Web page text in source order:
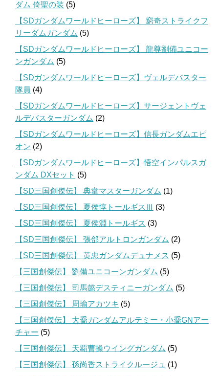
ダム 倚聖の装 (5)
【SDガンダムワールドヒーローズ】 窮奇ストライクフ
リーダムガンダム (5)
【SDガンダムワールドヒーローズ】 龍尊劉備ユニコー
ンガンダム (5)
【SDガンダムワールドヒーローズ】ヴェルデバスター
隊員 (4)
【SDガンダムワールドヒーローズ】サージェントヴェ
ルデバスターガンダム (2)
【SDガンダムワールドヒーローズ】信長ガンダムエピ
オン (2)
【SDガンダムワールドヒーローズ】悟空インパルスガ
ンダム DXセット (5)
【SD三国創傑伝】 典韋マスターガンダム (1)
【SD三国創傑伝】 夏侯惇トールギスⅢ (3)
【SD三国創傑伝】 夏侯淵トールギス (3)
【SD三国創傑伝】 張郃アルトロンガンダム (2)
【SD三国創傑伝】 黄忠ガンダムデュナメス (5)
【三国創傑伝】 劉備ユニコーンガンダム (5)
【三国創傑伝】 司馬懿デスティニーガンダム (5)
【三国創傑伝】 周瑜アカツキ (5)
【三国創傑伝】 大喬ガンダムアルテミー・小喬GNアー
チャー (5)
【三国創傑伝】 天覇曹操ウイングガンダム (5)
【三国創傑伝】 孫尚香ストライクルージュ (1)